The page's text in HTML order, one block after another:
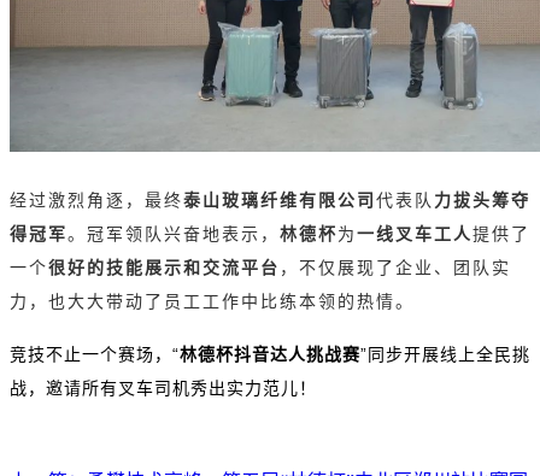
经过激烈角逐，最终泰山玻璃纤维有限公司 代表队 力拔头筹夺
得冠军。冠军领队兴奋地表示， 林德杯为一线叉车工人提供了
一个很好的技能展示和交流平台 ，不仅展现了企业、团队实
力，也大大带动了员工工作中比练本领的热情。
竞技不止一个赛场，“林德杯抖音达人挑战赛”同步开展线上全民挑
战，邀请所有叉车司机秀出实力范儿！